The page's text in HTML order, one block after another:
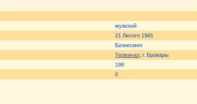
мужской
21 Лютого 1965
Бизнесмен
Терминал , г. Бровары
198
0